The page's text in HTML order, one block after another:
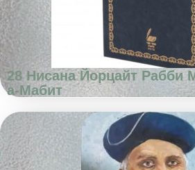
28 Нисана Йорцайт Рабби
а-Мабит